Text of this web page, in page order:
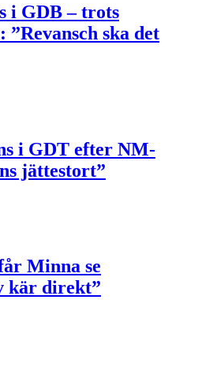
i GDB – trots
”Revansch ska det
i GDT efter NM-
jättestort”
Minna se
kär direkt”